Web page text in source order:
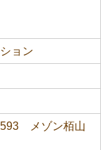
ョン
593 メゾン栢山